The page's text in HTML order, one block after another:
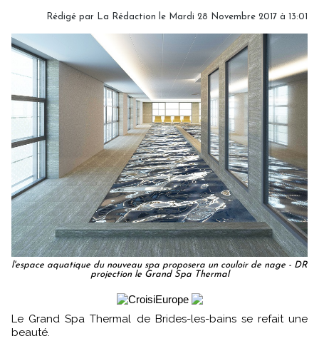
Rédigé par La Rédaction le Mardi 28 Novembre 2017 à 13:01
l'espace aquatique du nouveau spa proposera un couloir de nage - DR
projection le Grand Spa Thermal
Le Grand Spa Thermal de Brides-les-bains se refait une
beauté.